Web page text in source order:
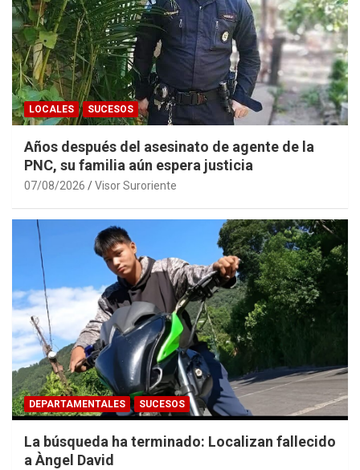
LOCALES SUCESOS
Años después del asesinato de agente de la
PNC, su familia aún espera justicia
07/08/2026 Visor Suroriente
DEPARTAMENTALES SUCESOS
La búsqueda ha terminado: Localizan fallecido
a Àngel David